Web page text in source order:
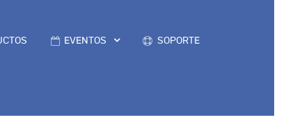
EVENTOS SOPORTE